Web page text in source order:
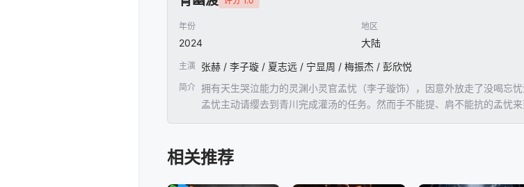
年份
2024
地区
大陆
主演 张赫 / 李子璇 / 夏志远 / 宁显周 / 梅振杰 / 彭欣悦
简介 拥有天生哭泣能力的灵渊小灵官孟忧（李子璇饰），因意外放走了没喝忘
孟忧主动请缨去到青川完成灌汤的任务。然而手不能提、肩不能抗的孟忧
相关推荐